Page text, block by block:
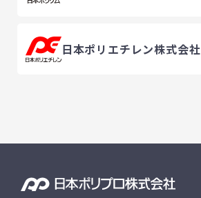
日本ポリエチレン株式会社